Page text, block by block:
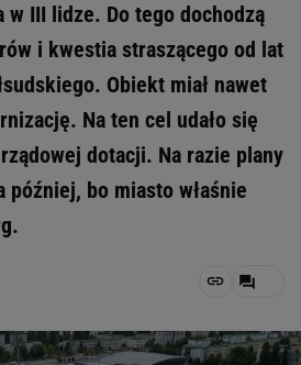
III lidze. Do tego dochodzą
i kwestia straszącego od lat
Obiekt miał nawet
Na ten cel udało się
dotacji. Na razie plany
później, bo miasto właśnie